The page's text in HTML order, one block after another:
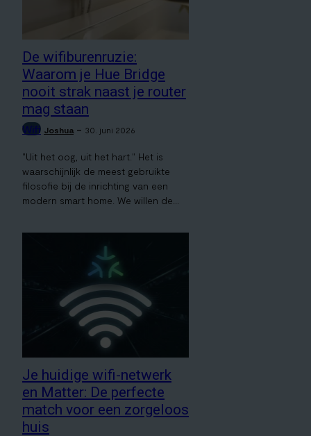
De wifiburenruzie:
Waarom je Hue Bridge
nooit strak naast je router
mag staan
Wifi Joshua - 30. juni 2026
"Uit het oog, uit het hart." Het is
waarschijnlijk de meest gebruikte
filosofie bij de inrichting van een
modern smart home. We willen de...
Je huidige wifi-netwerk
en Matter: De perfecte
match voor een zorgeloos
huis